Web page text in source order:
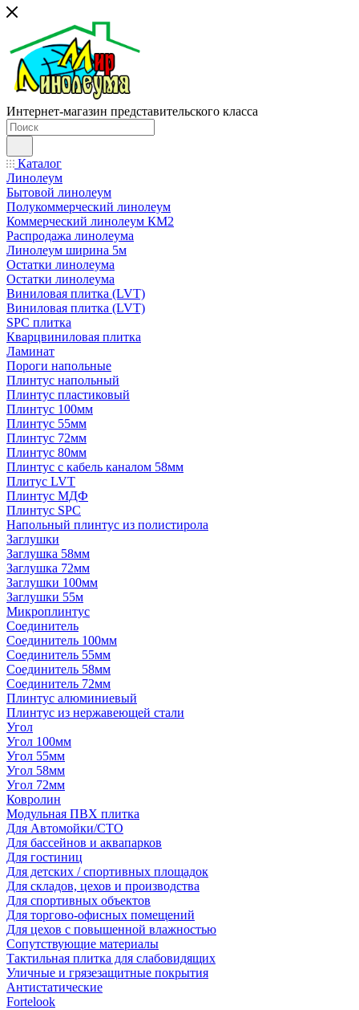
Интернет-магазин представительского класса
Каталог
Линолеум
Бытовой линолеум
Полукоммерческий линолеум
Коммерческий линолеум КМ2
Распродажа линолеума
Линолеум ширина 5м
Остатки линолеума
Остатки линолеума
Виниловая плитка (LVT)
Виниловая плитка (LVT)
SPC плитка
Кварцвиниловая плитка
Ламинат
Пороги напольные
Плинтус напольный
Плинтус пластиковый
Плинтус 100мм
Плинтус 55мм
Плинтус 72мм
Плинтус 80мм
Плинтус с кабель каналом 58мм
Плитус LVT
Плинтус МДФ
Плинтус SPC
Напольный плинтус из полистирола
Заглушки
Заглушка 58мм
Заглушка 72мм
Заглушки 100мм
Заглушки 55м
Микроплинтус
Соединитель
Соединитель 100мм
Соединитель 55мм
Соединитель 58мм
Соединитель 72мм
Плинтус алюминиевый
Плинтус из нержавеющей стали
Угол
Угол 100мм
Угол 55мм
Угол 58мм
Угол 72мм
Ковролин
Модульная ПВХ плитка
Для Автомойки/СТО
Для бассейнов и аквапарков
Для гостиниц
Для детских / спортивных площадок
Для складов, цехов и производства
Для спортивных объектов
Для торгово-офисных помещений
Для цехов с повышенной влажностью
Сопутствующие материалы
Тактильная плитка для слабовидящих
Уличные и грязезащитные покрытия
Антистатические
Fortelook